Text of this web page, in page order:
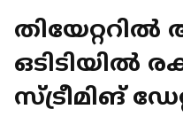
തിയേറ്ററിൽ
ഒടിടിയിൽ
സ്ട്രീമിങ്